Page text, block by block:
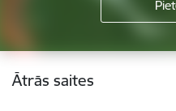
Kājene
Ātrās saites